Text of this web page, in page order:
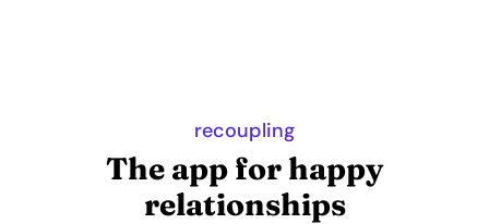
recoupling
The app for happy
relationships